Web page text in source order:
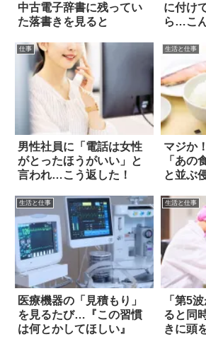
中古電子辞書に残ってい
た落書きを見ると
に付け
ら…こ
仕事
男性社員に「電話は女性
がとったほうがいい」と
言われ…こう返した！
生活と仕事
マジか
「あの
と並ぶ
生活と仕事
医療機器の「見積もり」
を見るたび…『この習慣
は何とかしてほしい』
生活と仕事
「第5
ると同
きに頭